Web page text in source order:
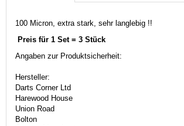
100 Micron, extra stark, sehr langlebig !!
Preis für 1 Set = 3 Stück
Angaben zur Produktsicherheit:
Hersteller:
Darts Corner Ltd
Harewood House
Union Road
Bolton